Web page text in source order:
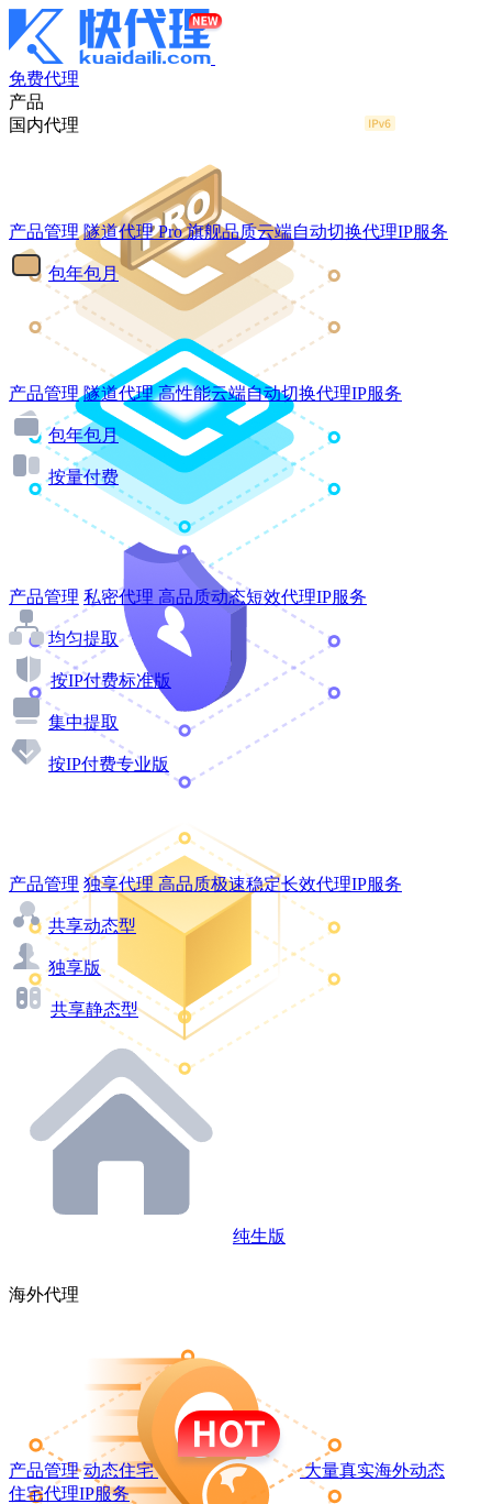
免费代理
产品
国内代理
产品管理 隧道代理Pro 旗舰品质云端自动切换代理IP服务
包年包月
产品管理 隧道代理 高性能云端自动切换代理IP服务
包年包月
按量付费
产品管理 私密代理 高品质动态短效代理IP服务
均匀提取
按IP付费标准版
集中提取
按IP付费专业版
产品管理 独享代理 高品质极速稳定长效代理IP服务
共享动态型
独享版
共享静态型
纯生版
海外代理
产品管理 动态住宅
大量真实海外动态
住宅代理IP服务